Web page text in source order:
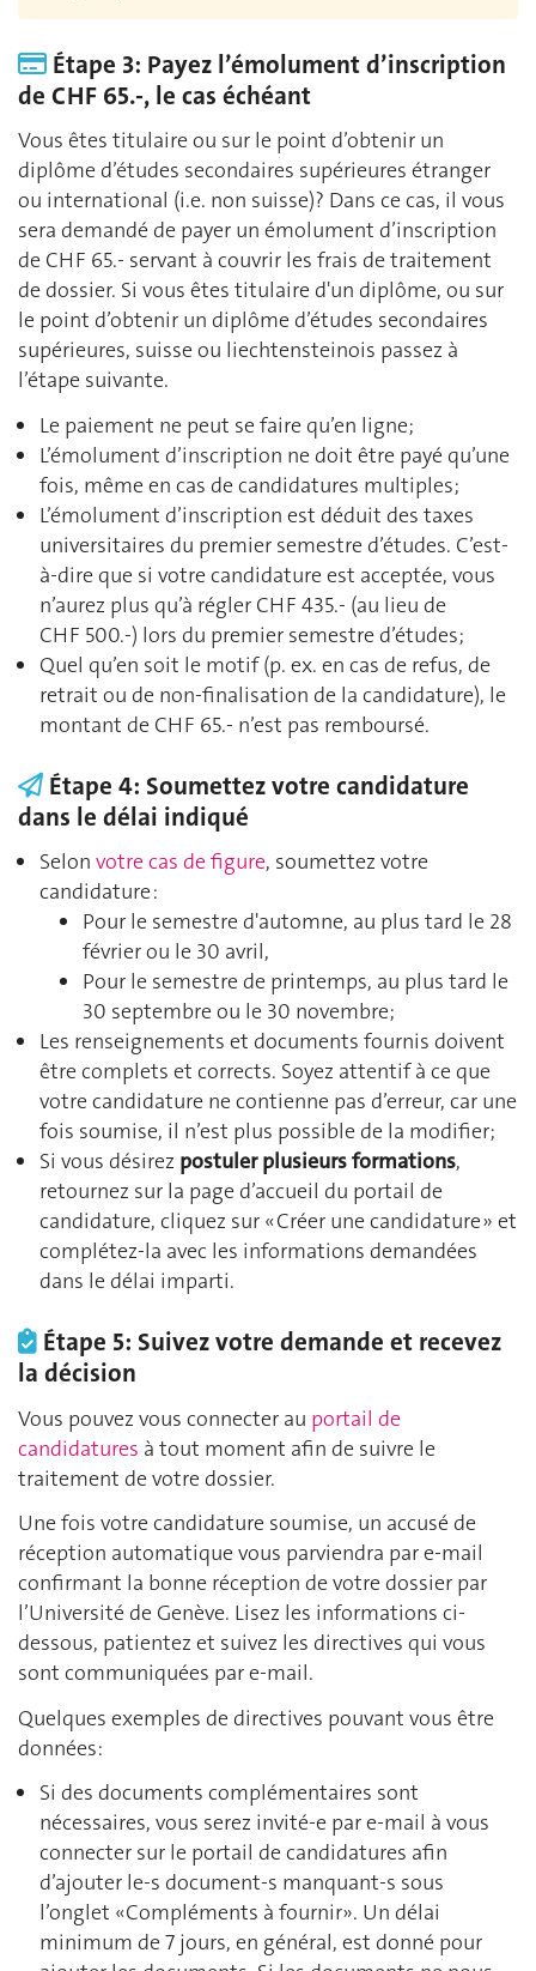
Étape 3: Payez l’émolument d’inscription
de CHF 65.-, le cas échéant
Vous êtes titulaire ou sur le point d’obtenir un
diplôme d’études secondaires supérieures étranger
ou international (i.e. non suisse)? Dans ce cas, il vous
sera demandé de payer un émolument d’inscription
de CHF 65.- servant à couvrir les frais de traitement
de dossier. Si vous êtes titulaire d'un diplôme, ou sur
le point d’obtenir un diplôme d’études secondaires
supérieures, suisse ou liechtensteinois passez à
l’étape suivante.
Le paiement ne peut se faire qu’en ligne;
L’émolument d’inscription ne doit être payé qu’une
fois, même en cas de candidatures multiples;
L’émolument d’inscription est déduit des taxes
universitaires du premier semestre d’études. C’est-
à-dire que si votre candidature est acceptée, vous
n’aurez plus qu’à régler CHF 435.- (au lieu de
CHF 500.-) lors du premier semestre d’études;
Quel qu’en soit le motif (p. ex. en cas de refus, de
retrait ou de non-finalisation de la candidature), le
montant de CHF 65.- n’est pas remboursé.
Étape 4: Soumettez votre candidature
dans le délai indiqué
Selon votre cas de figure, soumettez votre
candidature :
Pour le semestre d'automne, au plus tard le 28
février ou le 30 avril,
Pour le semestre de printemps, au plus tard le
30 septembre ou le 30 novembre;
Les renseignements et documents fournis doivent
être complets et corrects. Soyez attentif à ce que
votre candidature ne contienne pas d’erreur, car une
fois soumise, il n’est plus possible de la modifier;
Si vous désirez postuler plusieurs formations,
retournez sur la page d’accueil du portail de
candidature, cliquez sur « Créer une candidature » et
complétez-la avec les informations demandées
dans le délai imparti.
Étape 5: Suivez votre demande et recevez
la décision
Vous pouvez vous connecter au portail de
candidatures à tout moment afin de suivre le
traitement de votre dossier.
Une fois votre candidature soumise, un accusé de
réception automatique vous parviendra par e-mail
confirmant la bonne réception de votre dossier par
l’Université de Genève. Lisez les informations ci-
dessous, patientez et suivez les directives qui vous
sont communiquées par e-mail.
Quelques exemples de directives pouvant vous être
données:
Si des documents complémentaires sont
nécessaires, vous serez invité-e par e-mail à vous
connecter sur le portail de candidatures afin
d’ajouter le-s document-s manquant-s sous
l’onglet «Compléments à fournir». Un délai
minimum de 7 jours, en général, est donné pour